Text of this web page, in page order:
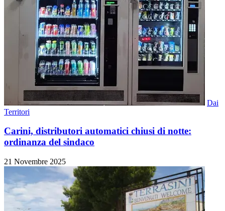
Dai
Territori
Carini, distributori automatici chiusi di notte:
ordinanza del sindaco
21 Novembre 2025